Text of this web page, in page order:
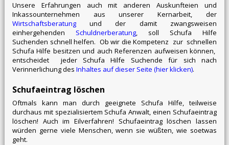
Unsere Erfahrungen auch mit anderen Auskunfteien und
Inkassounternehmen aus unserer Kernarbeit, der
Wirtschaftsberatungund der damit zwangsweisen
einhergehenden Schuldnerberatung, soll Schufa Hilfe
Suchenden schnell helfen. Ob wir die Kompetenz zur schnellen
Schufa Hilfe besitzen und auch Referenzen aufweisen können,
entscheidet jeder Schufa Hilfe Suchende für sich nach
Verinnerlichung des Inhaltes auf dieser Seite (hier klicken).
Schufaeintrag löschen
Oftmals kann man durch geeignete Schufa Hilfe, teilweise
durchaus mit spezialisiertem Schufa Anwalt, einen Schufaeintrag
löschen! Auch im Eilverfahren! Schufaeintrag löschen lassen
würden gerne viele Menschen, wenn sie wüßten, wie soetwas
geht.